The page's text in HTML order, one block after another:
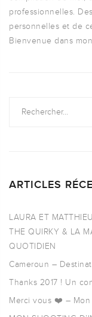
professionnelles.
personnelles et de
Bienvenue dans
ARTICLES
LAURA ET
THE QUIRKY & LA
QUOTIDIEN
Cameroun –
Thanks 2017 ! Un
Merci vous ❤️ – Mon